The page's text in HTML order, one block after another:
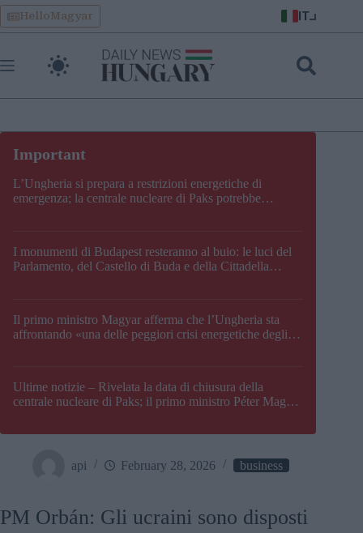
Skip
to
content
HelloMagyar IT
L’Ungheria si prepara a restrizioni energetiche di
emergenza; la centrale nucleare di Paks potrebbe
I monumenti di Budapest resteranno al buio: le luci del
Parlamento, del Castello di Buda e della Cittadella
Il primo ministro Magyar afferma che l’Ungheria sta
affrontando «una delle peggiori crisi energetiche degli
Ultime notizie – Rivelata la data di chiusura della
centrale nucleare di Paks; il primo ministro Péter Magyar
api February 28, 2026 business
PM Orbán: Gli ucraini sono disposti